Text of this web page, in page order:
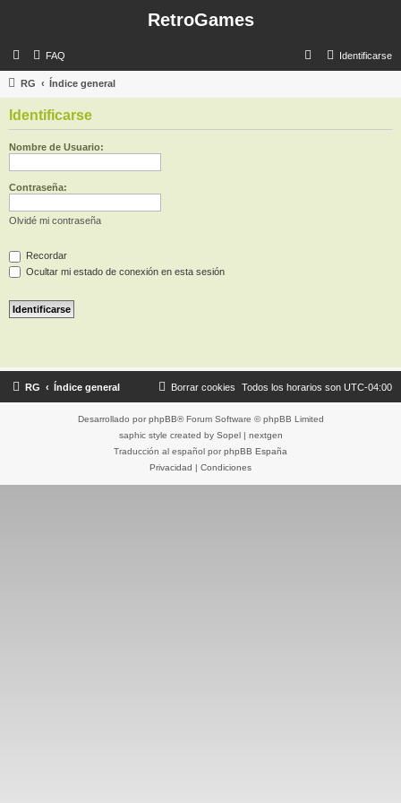
RetroGames
FAQ Identificarse
s
RG Índice general
Identificarse
Nombre de Usuario:
Contraseña:
Olvidé mi contraseña
Recordar
Ocultar mi estado de conexión en esta sesión
RG Índice general Todos los horarios son UTC-04:00
Borrar cookies
Desarrollado por phpBB® Forum Software © phpBB Limited
saphic style created by Sopel| nextgen
Traducción al español por phpBB España
Privacidad | Condiciones